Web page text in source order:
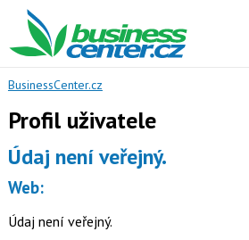
BusinessCenter.cz
Profil uživatele
Údaj není veřejný.
Web:
Údaj není veřejný.